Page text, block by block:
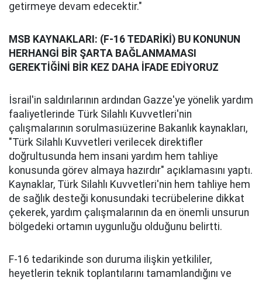
getirmeye devam edecektir."
MSB KAYNAKLARI: (F-16 TEDARİKİ) BU KONUNUN
HERHANGİ BİR ŞARTA BAĞLANMAMASI
GEREKTİĞİNİ BİR KEZ DAHA İFADE EDİYORUZ
İsrail'in saldırılarının ardından Gazze'ye yönelik yardım
faaliyetlerinde Türk Silahlı Kuvvetleri'nin
çalışmalarının sorulmasıüzerine Bakanlık kaynakları,
"Türk Silahlı Kuvvetleri verilecek direktifler
doğrultusunda hem insani yardım hem tahliye
konusunda görev almaya hazırdır" açıklamasını yaptı.
Kaynaklar, Türk Silahlı Kuvvetleri'nin hem tahliye hem
de sağlık desteği konusundaki tecrübelerine dikkat
çekerek, yardım çalışmalarının da en önemli unsurun
bölgedeki ortamın uygunluğu olduğunu belirtti.
F-16 tedarikinde son duruma ilişkin yetkililer,
heyetlerin teknik toplantılarını tamamlandığını ve